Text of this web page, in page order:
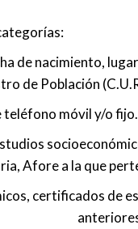
de nacimiento,
de Población
teléfono móvil y/o fijo.
Afore a la que
certificados de